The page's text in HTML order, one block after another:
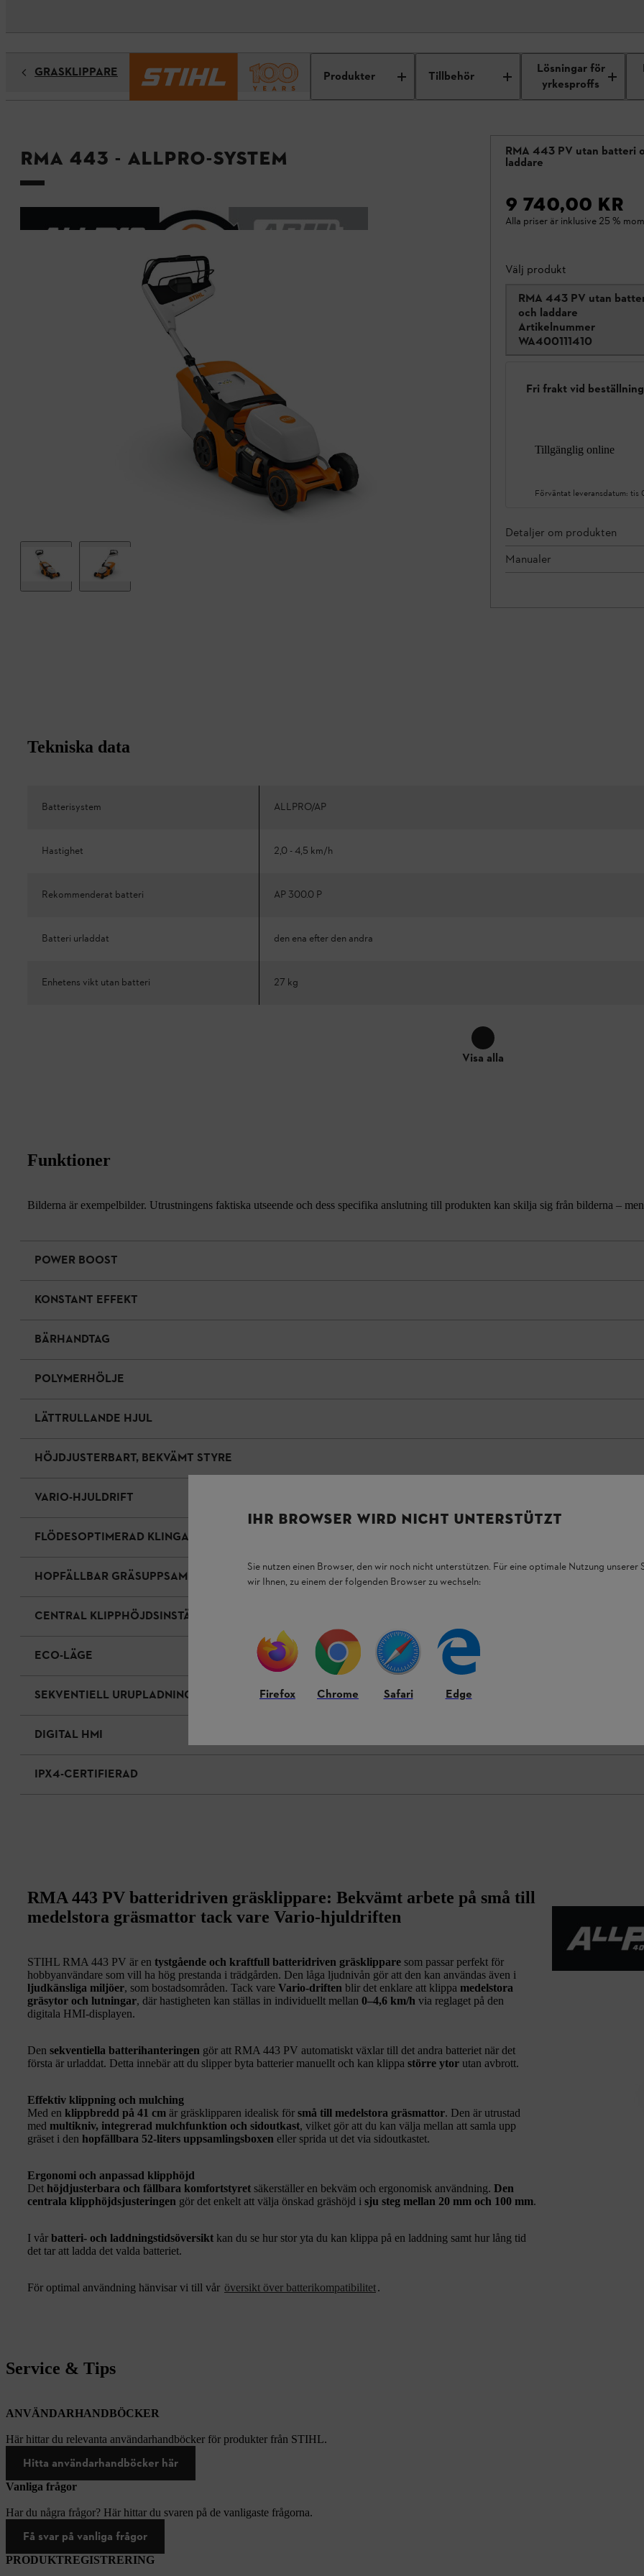
Produkter Tillbehör
Lösningar för
yrkesproffs
GRÄSKLIPPARE
RMA 443 - ALLPRO-System RMA 443 PV utan batteri
laddare
9 740,00 KR
Alla priser är inklusive 25 %
Välj produkt
RMA 443 PV utan batteri
och laddare
Artikelnummer
WA400111410
Fri frakt vid
Tillgänglig online
Förväntat leveransdatum: tis
Detaljer om produkten
Manualer
Tekniska data
Batterisystem ALLPRO/AP
Hastighet 2,0 - 4,5 km/h
Rekommenderat batteri AP 300.0 P
Batteri urladdat den ena efter den andra
Enhetens vikt utan batteri 27 kg
Visa alla
Funktioner
Bilderna är exempelbilder. Utrustningens faktiska utseende och dess specifika anslutning till produkten kan skilja sig från bilderna –
POWER BOOST
KONSTANT EFFEKT
BÄRHANDTAG
POLYMERHÖLJE
LÄTTRULLANDE HJUL
HÖJDJUSTERBART, BEKVÄMT STYRE
VARIO-HJULDRIFT
FLÖDESOPTIMERAD KLINGA
HOPFÄLLBAR GRÄSUPPSAMLARE
CENTRAL KLIPPHÖJDSINSTÄLLNING
ECO-LÄGE
SEKVENTIELL URUPLADNING
DIGITAL HMI
IPX4-CERTIFIERAD
RMA 443 PV batteridriven gräsklippare: Bekvämt arbete på små till
medelstora gräsmattor tack vare Vario-hjuldriften
STIHL RMA 443 PV är en tystgående och kraftfull batteridriven gräsklippare som passar perfekt för
hobbyanvändare som vill ha hög prestanda i trädgården. Den låga ljudnivån gör att den kan användas även i
ljudkänsliga miljöer, som bostadsområden. Tack vare Vario-driften blir det enklare att klippa medelstora
gräsytor och lutningar, där hastigheten kan ställas in individuellt mellan 0–4,6 km/h via reglaget på den
digitala HMI-displayen.
Den sekventiella batterihanteringen gör att RMA 443 PV automatiskt växlar till det andra batteriet när det
första är urladdat. Detta innebär att du slipper byta batterier manuellt och kan klippa större ytor utan avbrott.
Effektiv klippning och mulching
Med en klippbredd på 41 cm är gräsklipparen idealisk för små till medelstora gräsmattor. Den är utrustad
med multikniv, integrerad mulchfunktion och sidoutkast, vilket gör att du kan välja mellan att samla upp
gräset i den hopfällbara 52-liters uppsamlingsboxen eller sprida ut det via sidoutkastet.
Ergonomi och anpassad klipphöjd
Det höjdjusterbara och fällbara komfortstyret säkerställer en bekväm och ergonomisk användning. Den
centrala klipphöjdsjusteringen gör det enkelt att välja önskad gräshöjd i sju steg mellan 20 mm och 100 mm.
I vår batteri- och laddningstidsöversikt kan du se hur stor yta du kan klippa på en laddning samt hur lång tid
det tar att ladda det valda batteriet.
För optimal användning hänvisar vi till vår översikt över batterikompatibilitet.
Service & Tips
ANVÄNDARHANDBÖCKER
Här hittar du relevanta användarhandböcker för produkter från STIHL.
Hitta användarhandböcker här
Vanliga frågor
Har du några frågor? Här hittar du svaren på de vanligaste frågorna.
Få svar på vanliga frågor
PRODUKTREGISTRERING
IHR BROWSER WIRD NICHT UNTERSTÜTZT
Sie nutzen einen Browser, den wir noch nicht unterstützen. Für eine optimale Nutzung unserer
wir Ihnen, zu einem der folgenden Browser zu wechseln:
Firefox Chrome Safari Edge